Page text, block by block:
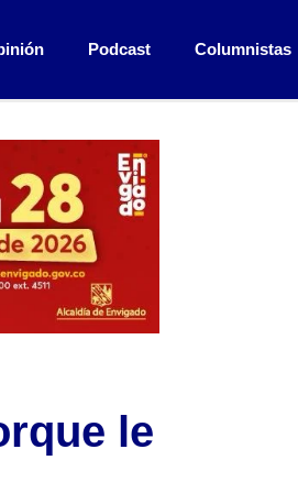
Podcast Columnistas
le